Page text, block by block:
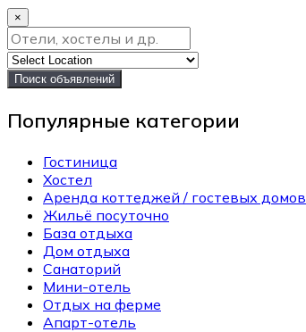
×
Поиск объявлений
Популярные категории
Гостиница
Хостел
Аренда коттеджей / гостевых домов
Жильё посуточно
База отдыха
Дом отдыха
Санаторий
Мини-отель
Отдых на ферме
Апарт-отель